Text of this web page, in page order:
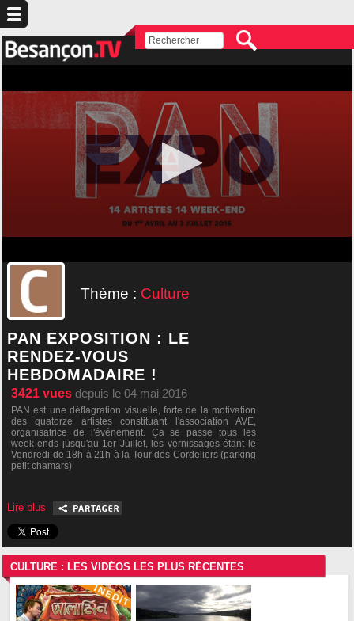
Thème : Culture
PAN EXPOSITION : LE
RENDEZ-VOUS
HEBDOMADAIRE !
3421 vues depuis le 04 mai 2016
PAN est une déflagration visuelle, forte de la motivation
des quatorze artistes constituant l'association AVE,
organisatrice de l'événement. Ça se passe tous les
week-ends jusqu'au 1er Juillet, les vernissages étant le
Vendredi de 18h à 21h à la Tour des Cordeliers (parking
petit chamars)
Lire plus
CULTURE : LES VIDÉOS LES PLUS RÉCENTES